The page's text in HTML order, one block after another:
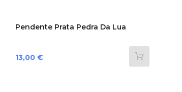
Pendente Prata Pedra Da Lua
Preço
13,00 €